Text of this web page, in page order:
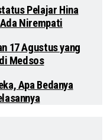
Pelajar Hina
Nirempati
17 Agustus yang
Medsos
Apa Bedanya